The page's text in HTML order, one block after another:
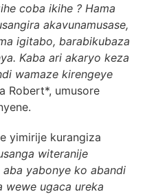
coba ikihe ? Hama
akavunamusase,
igitabo, barabikubaza
Kaba ari akaryo keza
wamaze kirengeye
Robert*, umusore
yimirije kurangiza
witeranije
aba yabonye ko abandi
wewe ugaca ureka